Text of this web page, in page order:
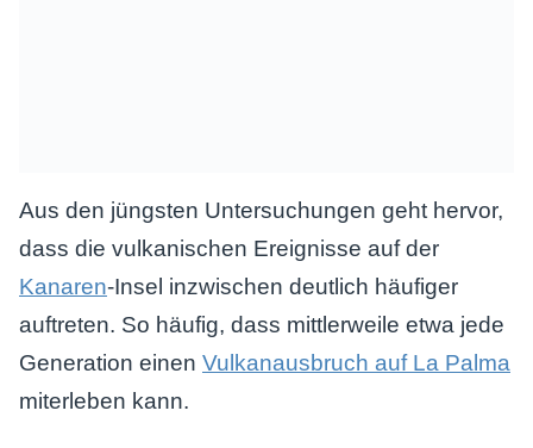
Aus den jüngsten Untersuchungen geht hervor,
dass die vulkanischen Ereignisse auf der
Kanaren-Insel inzwischen deutlich häufiger
auftreten. So häufig, dass mittlerweile etwa jede
Generation einen Vulkanausbruch auf La Palma
miterleben kann.